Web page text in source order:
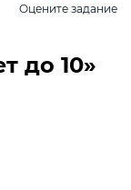
Оцените задание
до 10»